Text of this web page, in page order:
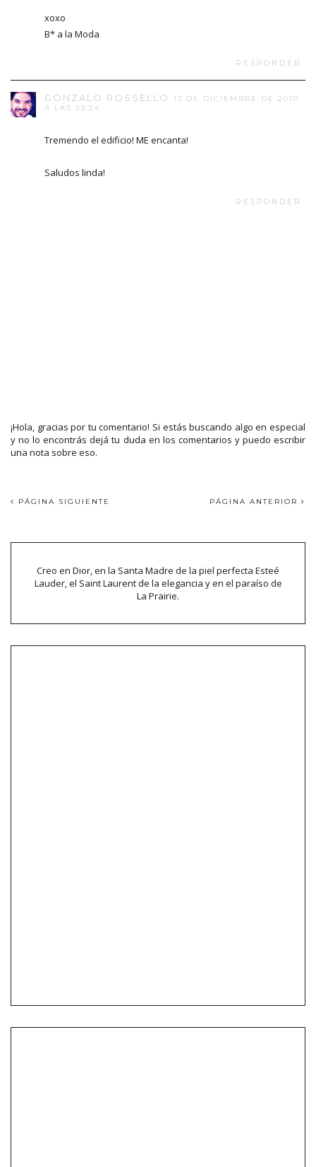
xoxo
B* a la Moda
RESPONDER
GONZALO ROSSELLO
13 DE DICIEMBRE DE 2010
A LAS 23:24
Tremendo el edificio! ME encanta!
Saludos linda!
RESPONDER
¡Hola, gracias por tu comentario! Si estás buscando algo en especial
y no lo encontrás dejá tu duda en los comentarios y puedo escribir
una nota sobre eso.
PÁGINA SIGUIENTE PÁGINA ANTERIOR
Creo en Dior, en la Santa Madre de la piel perfecta Esteé
Lauder, el Saint Laurent de la elegancia y en el paraíso de
La Prairie.